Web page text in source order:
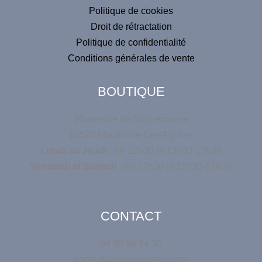
Politique de cookies
Droit de rétractation
Politique de confidentialité
Conditions générales de vente
BOUTIQUE
10 avenue de Roquerousse
13520 Maussane-Les-Alpilles
Lundi au Jeudi : 8h-12h30 et 13h30-17h30
Vendredi et Samedi : 8h-12h30 et 13h30-17h00
CONTACT
04 90 54 74 30
contact@delicesolivier.com